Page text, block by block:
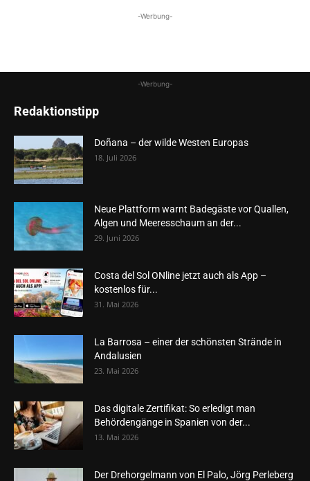
-Werbung-
-Werbung-
Redaktionstipp
Doñana – der wilde Westen Europas
18. Juli 2026
Neue Plattform warnt Badegäste vor Quallen,
Algen und Meeresschaum an der...
29. Juni 2026
Costa del Sol ONline jetzt auch als App –
kostenlos für...
31. Mai 2026
La Barrosa – einer der schönsten Strände in
Andalusien
23. Mai 2026
Das digitale Zertifikat: So erledigt man
Behördengänge in Spanien von der...
13. Mai 2026
Der Drehorgelmann von El Palo, Jörg Perleberg